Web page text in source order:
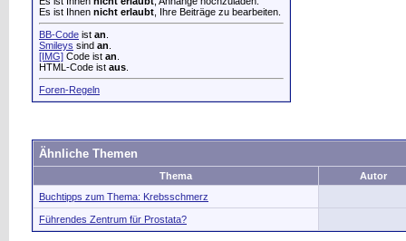
Es ist Ihnen nicht erlaubt , Ihre Beiträge zu bearbeiten.
BB-Code ist an
Smileys sind an
[IMG] Code ist an
HTML-Code ist aus
Foren-Regeln
Ähnliche Themen
Thema
Autor
Buchtipps zum Thema: Krebsschmerz
Führendes Zentrum für Prostata?